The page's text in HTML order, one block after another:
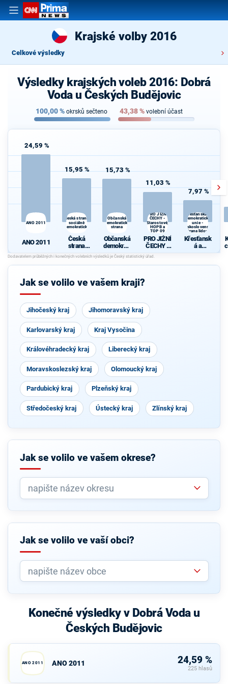
Krajské volby 2016
Celkové výsledky
Výsledky krajských voleb 2016: Dobrá
Voda u Českých Budějovic
100,00% okrsků sečteno 43,38% volební účast
24,59 %
ANO 2011
ANO 2011
15,95 %
Česká strana
sociálně
demokratická
Česká
strana
sociálně
demokrati
cká
15,73 %
Občanská
demokratická
strana
Občanská
demokrati
cká strana
11,03 %
PRO JIŽNÍ
ČECHY -
Starostové,
HOPB a
TOP 09
PRO JIŽNÍ
ČECHY -
Starostové
, HOPB a
TOP 09
7,97 %
Křesťanská a
demokratická
unie -
Československá
strana lidová
Křesťansk
á a
demokrati
Českoslov
Jak se volilo ve vašem kraji?
Jihočeský kraj Jihomoravský kraj
Karlovarský kraj Kraj Vysočina
Královéhradecký kraj Liberecký kraj
Moravskoslezský kraj Olomoucký kraj
Pardubický kraj Plzeňský kraj
Středočeský kraj Ústecký kraj Zlínský kraj
Jak se volilo ve vašem okrese?
Jak se volilo ve vaší obci?
Konečné výsledky v Dobrá Voda u
Českých Budějovic
ANO 2011 ANO 2011 24,59 %
225 hlasů